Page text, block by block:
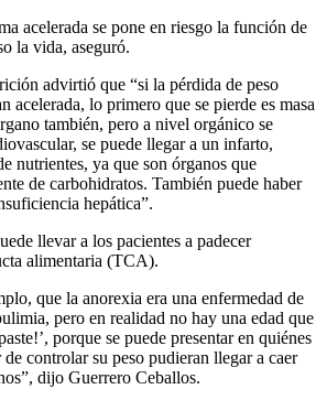
acelerada se pone en riesgo la función de
la vida, aseguró.
advirtió que “si la pérdida de peso
acelerada, lo primero que se pierde es masa
también, pero a nivel orgánico se
se puede llegar a un infarto,
nutrientes, ya que son órganos que
de carbohidratos. También puede haber
hepática”.
llevar a los pacientes a padecer
alimentaria (TCA).
que la anorexia era una enfermedad de
pero en realidad no hay una edad que
porque se puede presentar en quiénes
controlar su peso pudieran llegar a caer
dijo Guerrero Ceballos.